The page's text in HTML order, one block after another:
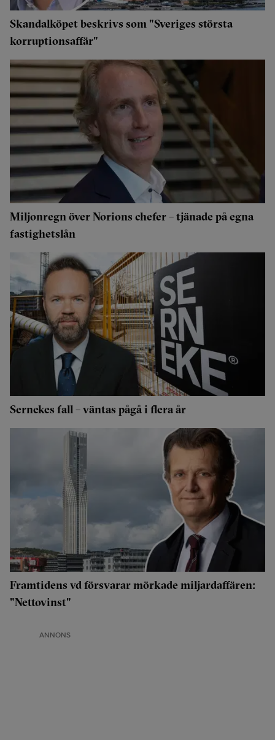
Skandalköpet beskrivs som "Sveriges största
korruptionsaffär"
Miljonregn över Norions chefer – tjänade på egna
fastighetslån
Sernekes fall – väntas pågå i flera år
Framtidens vd försvarar mörkade miljardaffären:
"Nettovinst"
ANNONS